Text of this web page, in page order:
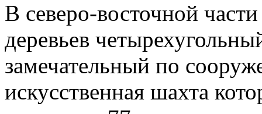
В северо-восточной
деревьев
замечательный по
искусственная шахта